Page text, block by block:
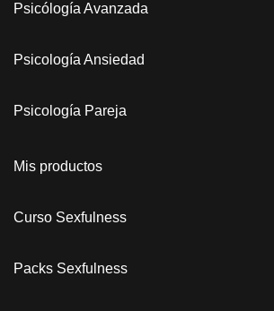
Psicólogía Avanzada
Psicología Ansiedad
Psicología Pareja
Mis productos
Curso Sexfulness
Packs Sexfulness